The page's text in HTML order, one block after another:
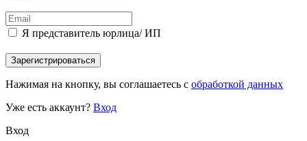
Я представитель юрлица/ ИП
Зарегистрироваться
Нажимая на кнопку, вы соглашаетесь с обработкой данных
Уже есть аккаунт? Вход
Вход